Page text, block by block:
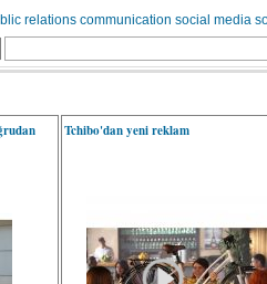
relations communication social media
Tchibo'dan yeni reklam